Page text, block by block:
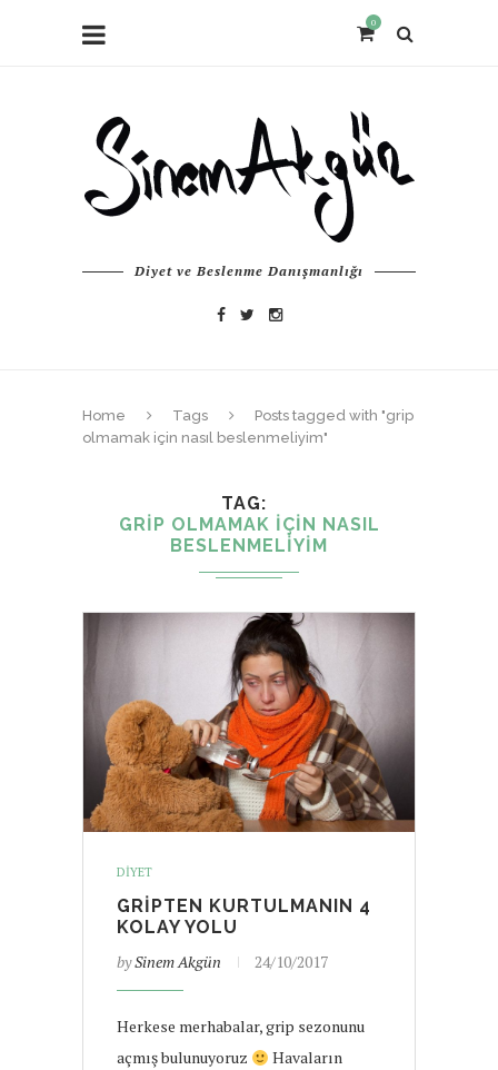
0
Diyet ve Beslenme Danışmanlığı
Home Tags
Posts tagged with "grip
olmamak için nasıl beslenmeliyim"
TAG
GRIP OLMAMAK IÇIN NASIL
BESLENMELIYIM
DIYET
GRIPTEN KURTULMANIN 4
KOLAY YOLU
bySinem Akgün 24/10/2017
Herkese merhabalar, grip sezonunu
açmış bulunuyoruz
Havaların